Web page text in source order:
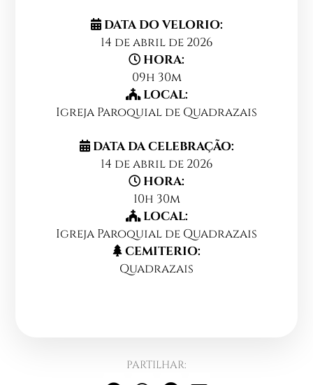
DATA DO VELORIO:
14 de abril de 2026
HORA:
09h 30m
LOCAL:
Igreja Paroquial de Quadrazais
DATA DA CELEBRAÇÃO:
14 de abril de 2026
HORA:
10h 30m
LOCAL:
Igreja Paroquial de Quadrazais
CEMITERIO:
Quadrazais
PARTILHAR: